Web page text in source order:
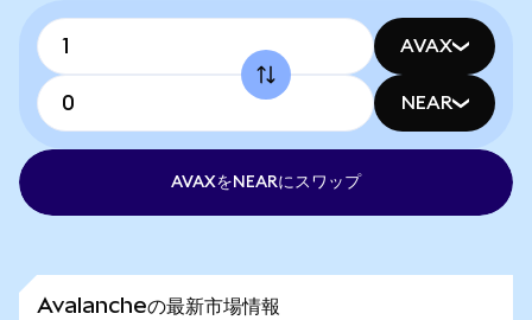
AVAX
NEAR
AVAXをNEARにスワップ
Avalancheの最新市場情報